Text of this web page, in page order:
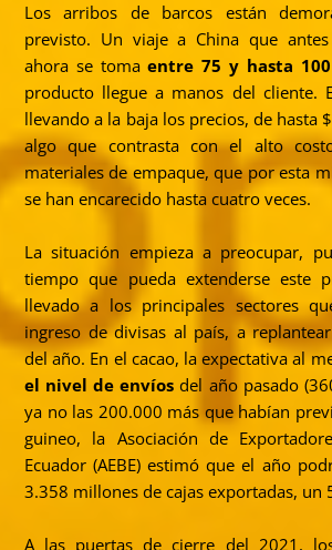
Los arribos de barcos están
previsto. Un viaje a China que
ahora se tomaentre 75 y hasta
producto llegue a manos del cliente.
llevando a la baja los precios, de hasta
algo que contrasta con el alto
materiales de empaque, que por esta
se han encarecido hasta cuatro veces.
La situación empieza a preocupar,
tiempo que pueda extenderse este
llevado a los principales sectores
ingreso de divisas al país, a
del año. En el cacao, la expectativa al
el nivel de envíosdel año pasado
ya no las 200.000 más que habían
guineo, la Asociación de
Ecuador (AEBE) estimó que el año
3.358 millones de cajas exportadas, un
A las puertas de cierre del 2021,